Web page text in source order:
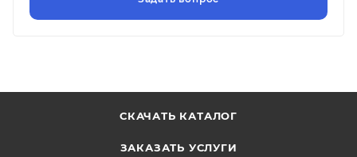
СКАЧАТЬ КАТАЛОГ
ЗАКАЗАТЬ УСЛУГИ